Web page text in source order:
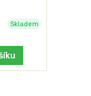
Skladem